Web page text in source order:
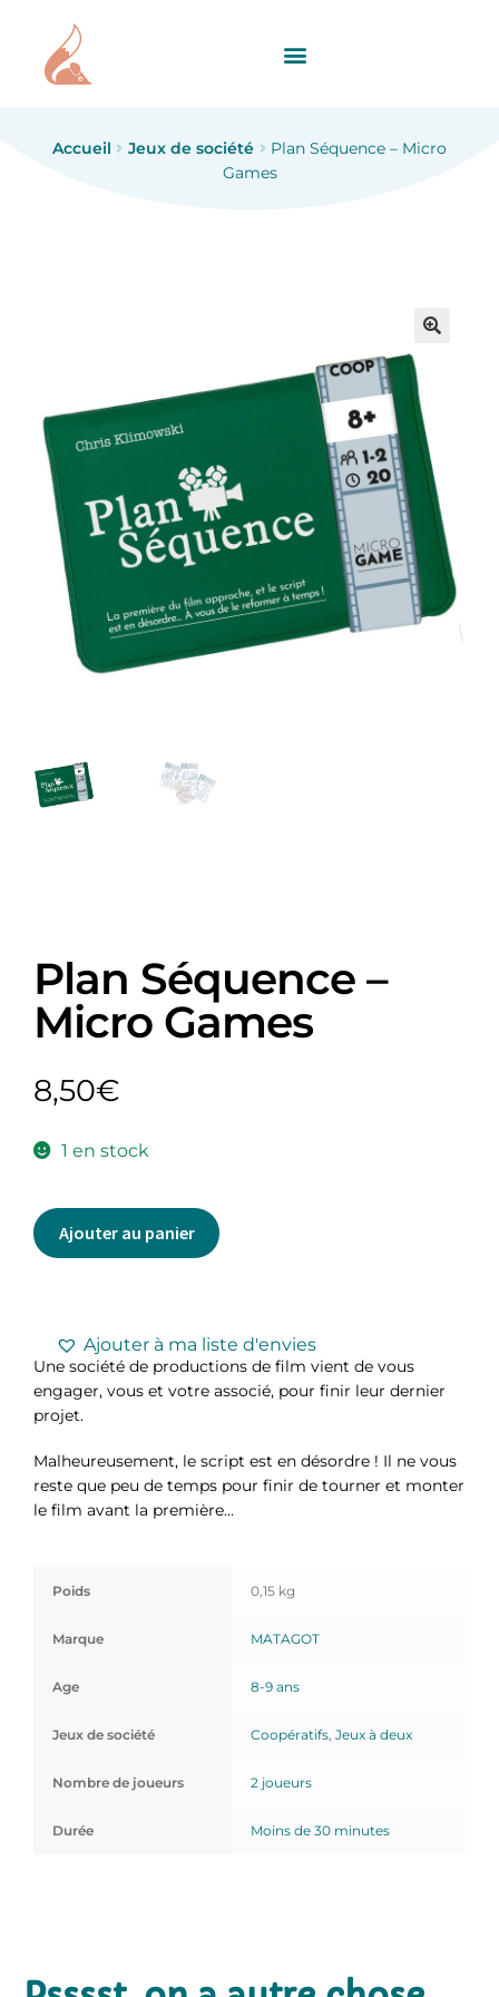
Accueil Jeux de société
Plan Séquence – Micro
Games
Plan Séquence –
Micro Games
8,50€
1 en stock
Ajouter au panier
Ajouter à ma liste d'envies
Une société de productions de film vient de vous
engager, vous et votre associé, pour finir leur dernier
projet.
Malheureusement, le script est en désordre ! Il ne vous
reste que peu de temps pour finir de tourner et monter
le film avant la première…
Poids 0,15 kg
Marque MATAGOT
Age 8-9 ans
Jeux de société Coopératifs, Jeux à deux
Nombre de joueurs 2 joueurs
Durée Moins de 30 minutes